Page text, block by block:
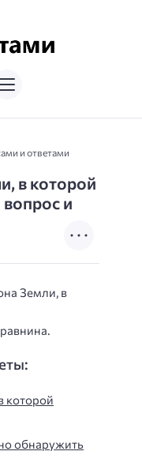
и ответами
в которой
и
Земли, в
которой
обнаружить